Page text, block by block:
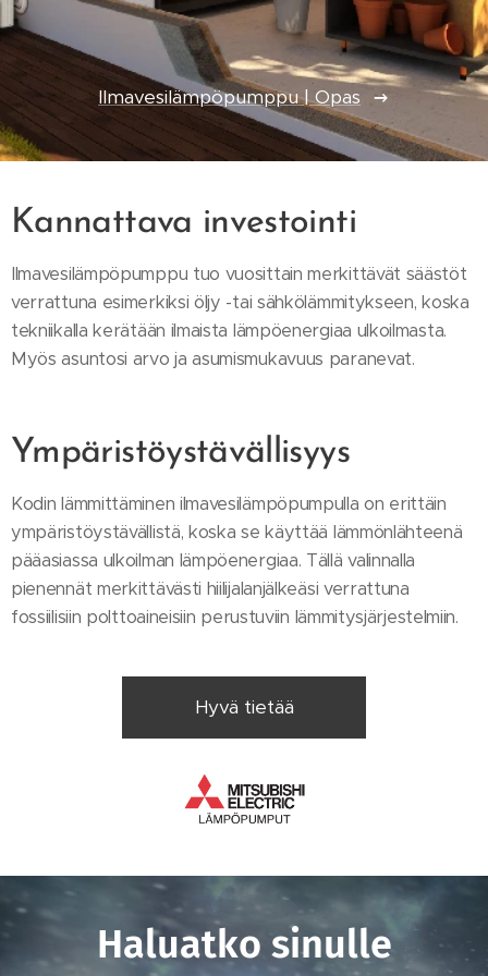
Ilmavesilämpöpumppu | Opas
Kannattava investointi
Ilmavesilämpöpumppu tuo vuosittain merkittävät säästöt
verrattuna esimerkiksi öljy -tai sähkölämmitykseen, koska
tekniikalla kerätään ilmaista lämpöenergiaa ulkoilmasta.
Myös asuntosi arvo ja asumismukavuus paranevat.
Ympäristöystävällisyys
Kodin lämmittäminen ilmavesilämpöpumpulla on erittäin
ympäristöystävällistä, koska se käyttää lämmönlähteenä
pääasiassa ulkoilman lämpöenergiaa. Tällä valinnalla
pienennät merkittävästi hiilijalanjälkeäsi verrattuna
fossiilisiin polttoaineisiin perustuviin lämmitysjärjestelmiin.
Hyvä tietää
Haluatko sinulle